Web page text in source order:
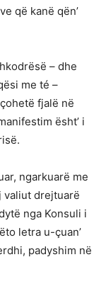
që kanë qën’
– dhe
me té –
fjalë në
ësht’ i
ngarkuarë me
valiut drejtuarë
nga Konsuli i
letra u-çuan’
padyshim në